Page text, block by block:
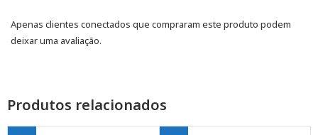
Apenas clientes conectados que compraram este produto podem
deixar uma avaliação.
Produtos relacionados